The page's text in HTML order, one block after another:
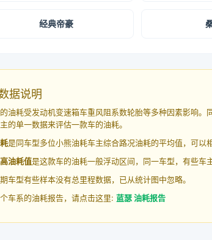
经典帝豪
据说明
油耗受发动机变速箱车重风阻系数轮胎等多种因素影响
的单一数据来评估一款车的油耗。
是同车型多位小熊油耗车主综合路况油耗的平均值，可以
油耗值是这款车的油耗一般浮动区间，同一车型，有些车
车型有些样本没有总里程数据，已从统计图中忽略。
车系的油耗报告，请点击这里: 蓝瑟 油耗报告